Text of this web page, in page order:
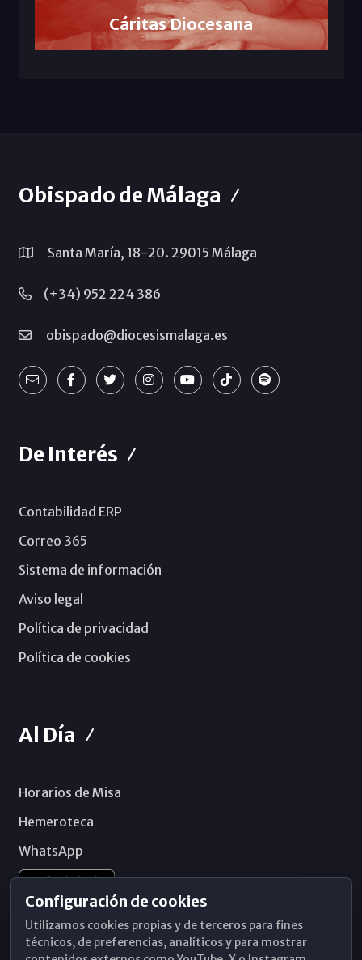
Cáritas Diocesana
Obispado de Málaga
Santa María, 18-20. 29015 Málaga
(+34) 952 224 386
obispado@diocesismalaga.es
De Interés
Contabilidad ERP
Correo 365
Sistema de información
Aviso legal
Política de privacidad
Política de cookies
Al Día
Horarios de Misa
Hemeroteca
WhatsApp
Configuración de cookies
Utilizamos cookies propias y de terceros para fines
técnicos, de preferencias, analíticos y para mostrar